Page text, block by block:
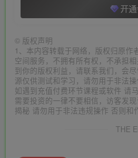
开
© 版权声明
1、本内容转载于网络，版权归原
空间服务，不拥有所有权，不承担
到你的版权利益，请联系我们，会
源仅供测试和学习，请勿用于非法
如遇到充值付费环节课程或软件 请
需要投资的一律不要相信，访客发
揭秘 请勿用于非法违规操作 否则和
THE